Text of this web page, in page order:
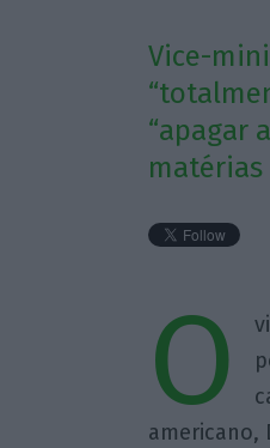
Vice-
“apagar
matérias
O
americano,